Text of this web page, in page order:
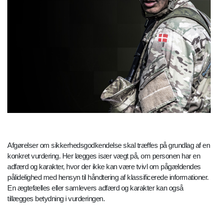
Afgørelser om sikkerhedsgodkendelse skal træffes på grundlag af en
konkret vurdering. Her lægges især vægt på, om personen har en
adfærd og karakter, hvor der ikke kan være tvivl om pågældendes
pålidelighed med hensyn til håndtering af klassificerede informationer.
En ægtefælles eller samlevers adfærd og karakter kan også
tillægges betydning i vurderingen.